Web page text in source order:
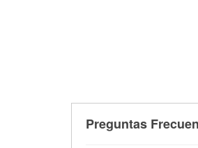
Preguntas